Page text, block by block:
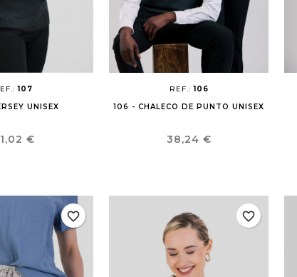
107
UNISEX
€
REF.:106
106 - CHALECO DE PUNTO UNISEX
Precio
38,24 €
favorite_border favorite_border